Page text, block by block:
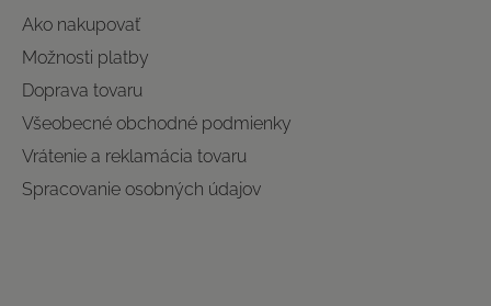
Ako nakupovať
Možnosti platby
Doprava tovaru
Všeobecné obchodné podmienky
Vrátenie a reklamácia tovaru
Spracovanie osobných údajov